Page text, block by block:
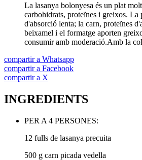
La lasanya bolonyesa és un plat
carbohidrats, proteïnes i greixos. La
d'absorció lenta; la carn, proteïnes
beixamel i el formatge aporten
consumir amb moderació.Amb la
compartir a Whatsapp
compartir a Facebook
compartir a X
INGREDIENTS
PER A 4 PERSONES:
12 fulls de lasanya precuita
500 g carn picada vedella